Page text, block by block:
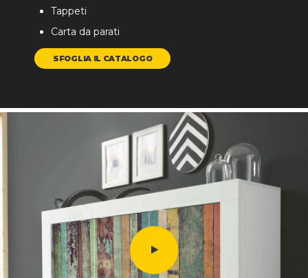
Tappeti
Carta da parati
SFOGLIA IL CATALOGO